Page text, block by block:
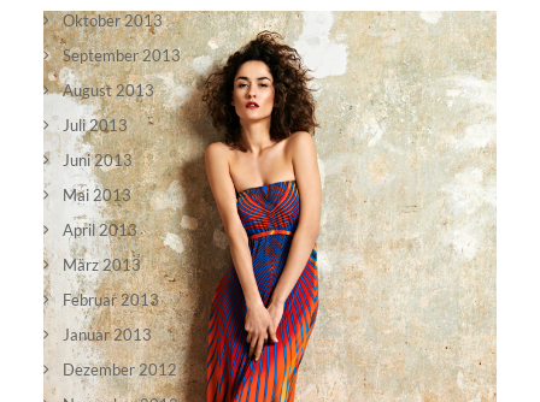
Oktober 2013
September 2013
August 2013
Juli 2013
Juni 2013
Mai 2013
April 2013
März 2013
Februar 2013
Januar 2013
Dezember 2012